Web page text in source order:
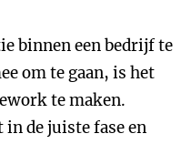
binnen een bedrijf te
om te gaan, is het
te maken.
in de juiste fase en